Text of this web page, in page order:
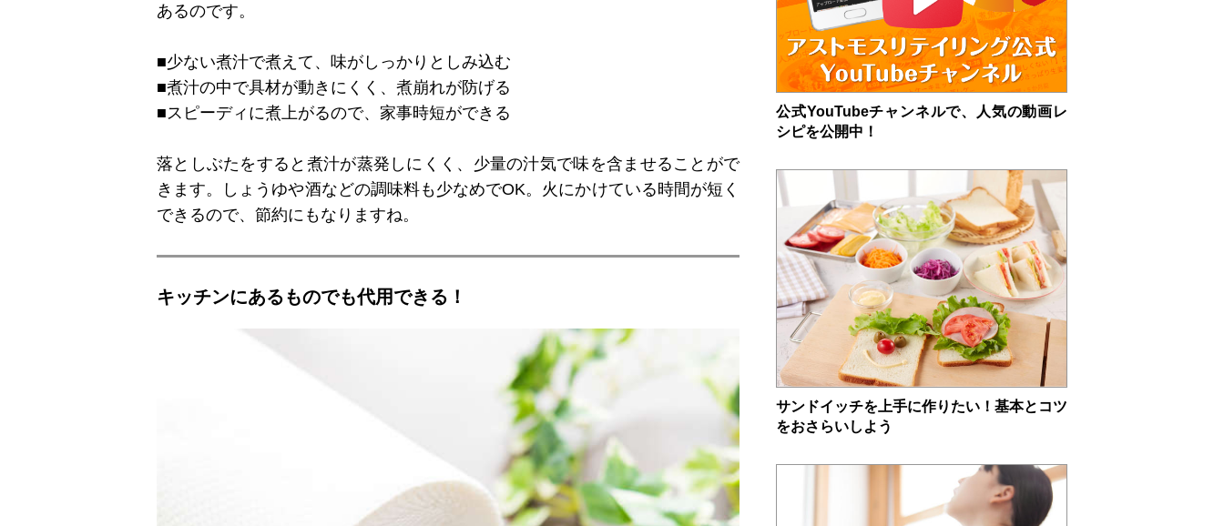
公式YouTubeチャンネルで、人気の動画レ
シピを公開中！
サンドイッチを上手に作りたい！基本とコツ
をおさらいしよう
あるのです。
■少ない煮汁で煮えて、味がしっかりとしみ込む
■煮汁の中で具材が動きにくく、煮崩れが防げる
■スピーディに煮上がるので、家事時短ができる
落としぶたをすると煮汁が蒸発しにくく、少量の汁気で味を含ませることがで
きます。しょうゆや酒などの調味料も少なめでOK。火にかけている時間が短く
できるので、節約にもなりますね。
キッチンにあるものでも代用できる！